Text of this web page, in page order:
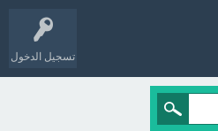
تسجيل الدخول